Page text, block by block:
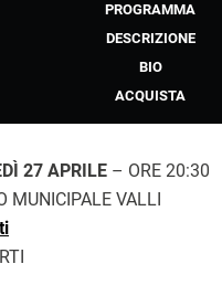
PROGRAMMA
DESCRIZIONE
BIO
ACQUISTA
27 APRILE – ORE 20:30
MUNICIPALE VALLI